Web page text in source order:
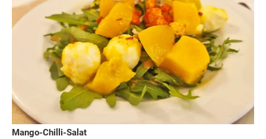
Mango-Chilli-Salat